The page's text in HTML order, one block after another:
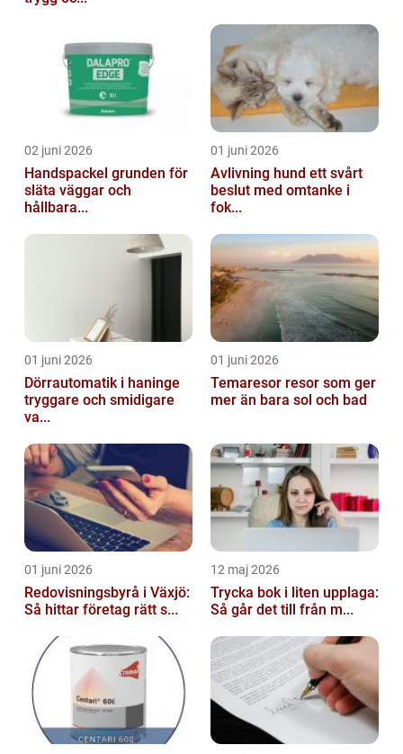
02 juni 2026
Handspackel grunden för
släta väggar och
hållbara...
01 juni 2026
Avlivning hund ett svårt
beslut med omtanke i
fok...
01 juni 2026
Dörrautomatik i haninge
tryggare och smidigare
va...
01 juni 2026
Temaresor resor som ger
mer än bara sol och bad
01 juni 2026
Redovisningsbyrå i Växjö:
Så hittar företag rätt s...
12 maj 2026
Trycka bok i liten upplaga:
Så går det till från m...